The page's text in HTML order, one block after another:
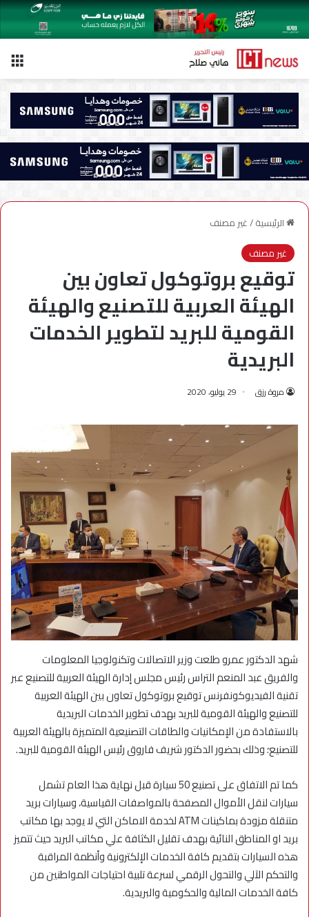
الرئيسية/غير مصنف
غير مصنف
توقيع بروتوكول تعاون بين
الهيئة العربية للتصنيع والهيئة
القومية للبريد لتطوير الخدمات
البريدية
مروة رزق 29 يوليو، 2020
شهد الدكتور عمرو طلعت وزير الاتصالات وتكنولوجيا المعلومات
والفريق عبد المنعم التراس رئيس مجلس إدارة الهيئة العربية للتصنيع عبر
تقنية الفيديوكونفرنس توقيع بروتوكول تعاون بين الهيئة العربية
للتصنيع والهيئة القومية للبريد بهدف تطوير الخدمات البريدية
بالاستفادة من الإمكانيات والطاقات التصنيعية المتميزة بالهيئة العربية
للتصنيع؛ وذلك بحضور الدكتور شريف فاروق رئيس الهيئة القومية للبريد.
كما تم الاتفاق على تصنيع 50 سيارة قبل نهاية هذا العام تشمل
سيارات لنقل الأموال المصفحة بالمواصفات القياسية، وسيارات بريد
متنقلة مزودة بماكينات ATM لخدمة الاماكن التي لا يوجد بها مكاتب
بريد او المناطق النائية بهدف تقليل الكثافة علي مكاتب البريد حيث تتميز
هذه السيارات بتقديم كافة الخدمات الإلكترونية وأنظمة المراقبة
والتحكم الآلي والتحول الرقمي لسرعة تلبية احتياجات المواطنين من
كافة الخدمات المالية والحكومية والبريدية.